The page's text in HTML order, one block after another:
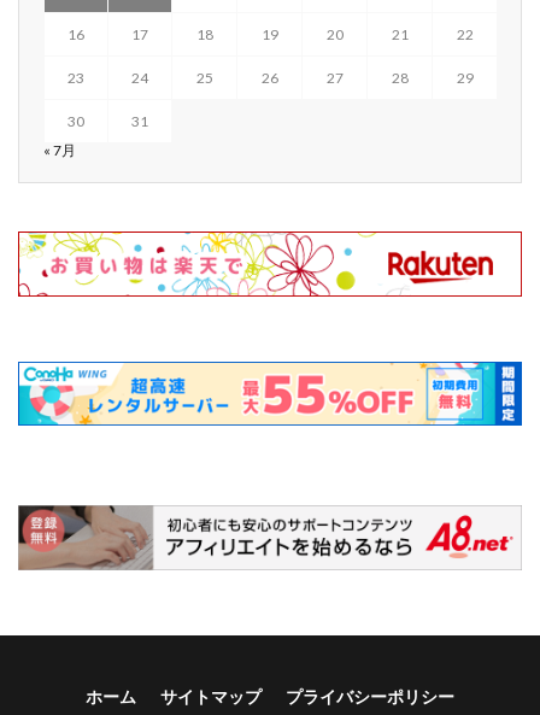
16 17 18 19 20 21 22
23 24 25 26 27 28 29
30
31
« 7月
ホーム サイトマップ プライバシーポリシー